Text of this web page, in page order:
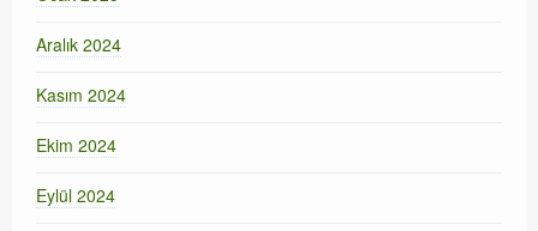
Aralık 2024
Kasım 2024
Ekim 2024
Eylül 2024